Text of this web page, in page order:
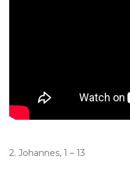
2. Johannes, 1 – 13